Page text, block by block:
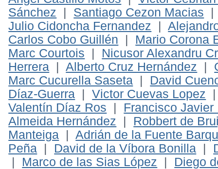
Sánchez
Santiago Cezon Macias
Julio Cidoncha Fernandez |
Carlos Cobo Guillén
Mario Corona
Marc Courtois
Nicusor Alexandru
Herrera |Alberto Cruz Hernández
Marc Cucurella Saseta
David
Díaz-Guerra |Victor Cuevas Lopez
Valentín Díaz Ros
Francisco
Almeida Hernández
Robbert de
Manteiga |Adrián de la Fuente
Peña
David de la Víbora Bonilla
Marco de las Sias López
Diego